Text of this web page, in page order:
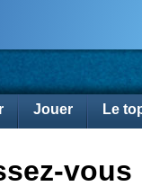
Jouer Le